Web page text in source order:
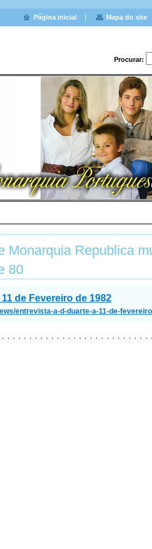
Procurar:
Monarquia Republica
80
de Fevereiro de 1982
entrevista-a-d-duarte-a-11-de-
Página inicial Mapa do site